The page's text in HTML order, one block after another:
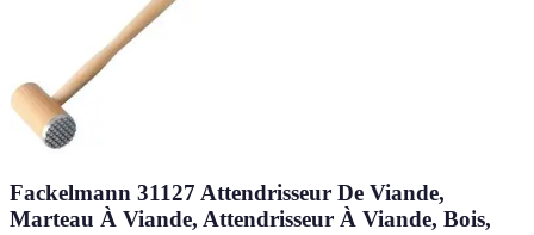
Fackelmann 31127 Attendrisseur De Viande,
Marteau À Viande, Attendrisseur À Viande, Bois,